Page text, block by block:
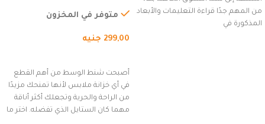
من المهم جدًا قراءة التعليمات والأبعاد
المذكورة في
السفر، الجري العادي، المشي
(رمادي)
متوفر في المخزون
299,00 جنيه
أصبحت شنط الوسط من أهم القطع
في أي خزانة ملابس لأنها تمنحك مزيدًا
من الراحة والحرية وتجعلك أكثر أناقة
مهما كان الستايل الذي تفضله. اختر ما